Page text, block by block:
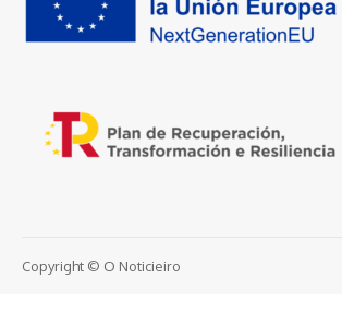
Copyright © O Noticieiro